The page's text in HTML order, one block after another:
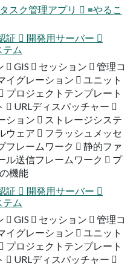
スク管理アプリ  =やるこ
証  開発用サーバー 
ム
GIS  セッション  管理コ
イグレーション  ユニット
プロジェクトテンプレート
 URLディスパッチャー 
ション  ストレージシステ
ウェア  フラッシュメッセ
フレームワーク  静的ファ
ル送信フレームワーク  プ
機能
証  開発用サーバー 
ム
GIS  セッション  管理コ
イグレーション  ユニット
プロジェクトテンプレート
 URLディスパッチャー 